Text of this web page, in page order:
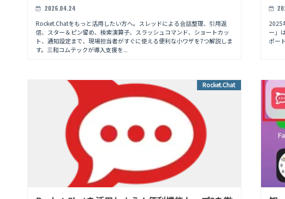
2026.04.24
Rocket.Chatをもっと活用したい方へ。スレッドによる会話整理、引用返
信、スター＆ピン留め、検索演算子、スラッシュコマンド、ショートカッ
ト、通知設定まで、現場担当者がすぐに使える便利な小ワザを7つ解説しま
す。三和コムテックが導入支援を...
2025
ー」
ポー
Rocket.Chat